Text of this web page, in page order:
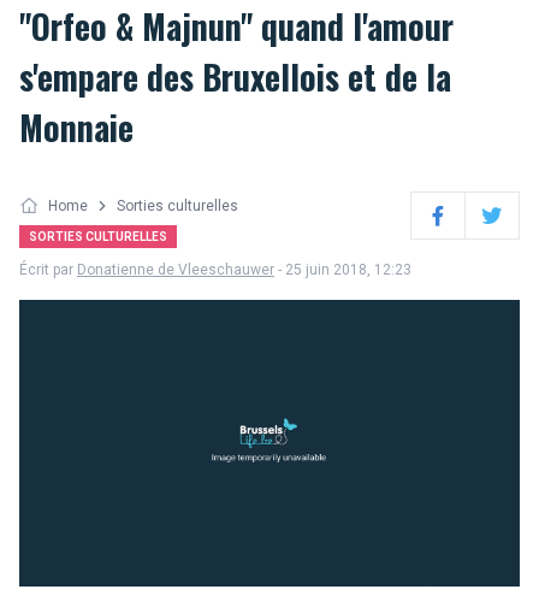
"Orfeo & Majnun" quand l'amour
s'empare des Bruxellois et de la
Monnaie
Home Sorties culturelles
SORTIES CULTURELLES FacebookTwitter
Écrit par Donatienne de Vleeschauwer - 25 juin 2018, 12:23